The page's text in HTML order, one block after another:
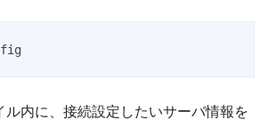
vim ~/.ssh/config
ル内に、接続設定したいサーバ情報を